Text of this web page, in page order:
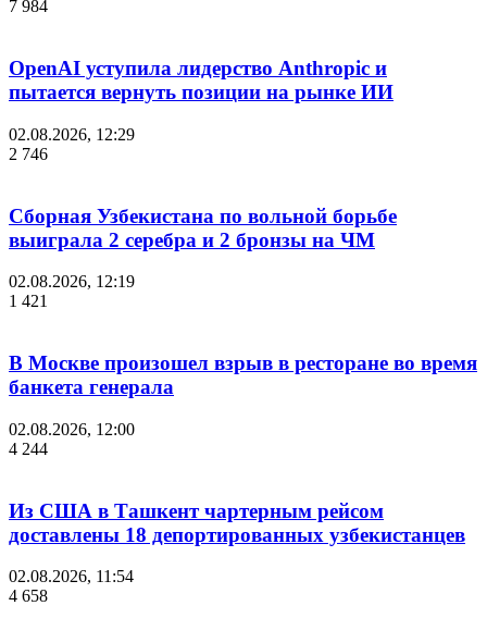
7 984
OpenAI уступила лидерство Anthropic и
пытается вернуть позиции на рынке ИИ
02.08.2026, 12:29
2 746
Сборная Узбекистана по вольной борьбе
выиграла 2 серебра и 2 бронзы на ЧМ
02.08.2026, 12:19
1 421
В Москве произошел взрыв в ресторане во время
банкета генерала
02.08.2026, 12:00
4 244
Из США в Ташкент чартерным рейсом
доставлены 18 депортированных узбекистанцев
02.08.2026, 11:54
4 658